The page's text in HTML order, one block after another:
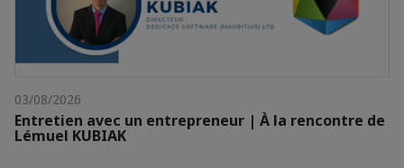
03/08/2026
Entretien avec un entrepreneur | À la rencontre de
Lémuel KUBIAK